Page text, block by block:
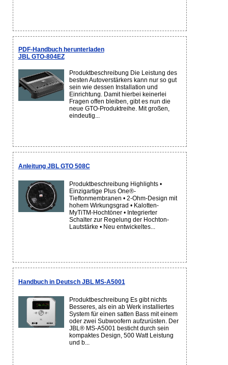
PDF-Handbuch herunterladen
JBL GTO-804EZ
Produktbeschreibung Die Leistung des
besten Autoverstärkers kann nur so gut
sein wie dessen Installation und
Einrichtung. Damit hierbei keinerlei
Fragen offen bleiben, gibt es nun die
neue GTO-Produktreihe. Mit großen,
eindeutig...
Anleitung JBL GTO 508C
Produktbeschreibung Highlights •
Einzigartige Plus One®-
Tieftonmembranen • 2-Ohm-Design mit
hohem Wirkungsgrad • Kalotten-
MyTiTM-Hochtöner • Integrierter
Schalter zur Regelung der Hochton-
Lautstärke • Neu entwickeltes...
Handbuch in Deutsch JBL MS-A5001
Produktbeschreibung Es gibt nichts
Besseres, als ein ab Werk installiertes
System für einen satten Bass mit einem
oder zwei Subwoofern aufzurüsten. Der
JBL® MS-A5001 besticht durch sein
kompaktes Design, 500 Watt Leistung
und b...